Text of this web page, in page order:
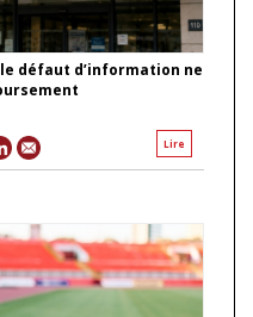
défaut d’information ne
Lire